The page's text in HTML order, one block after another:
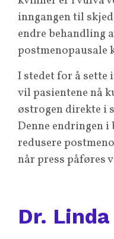
inngangen til
endre behandling
postmenopausale
I stedet for å sette
vil pasientene nå
østrogen direkte i
Denne endringen
redusere
når press påføres
Dr.